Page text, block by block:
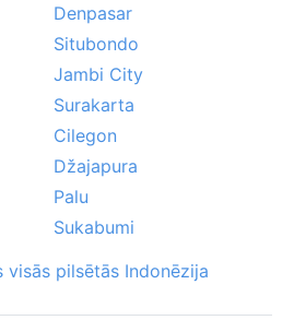
Denpasar
Situbondo
Jambi City
Surakarta
Cilegon
Džajapura
Palu
Sukabumi
pilsētās Indonēzija